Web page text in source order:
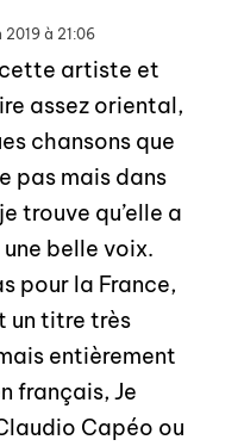
2019 à 21:06
cette artiste et
assez oriental,
chansons que
pas mais dans
trouve qu’elle a
belle voix.
pour la France,
un titre très
entièrement
français, Je
Capéo ou